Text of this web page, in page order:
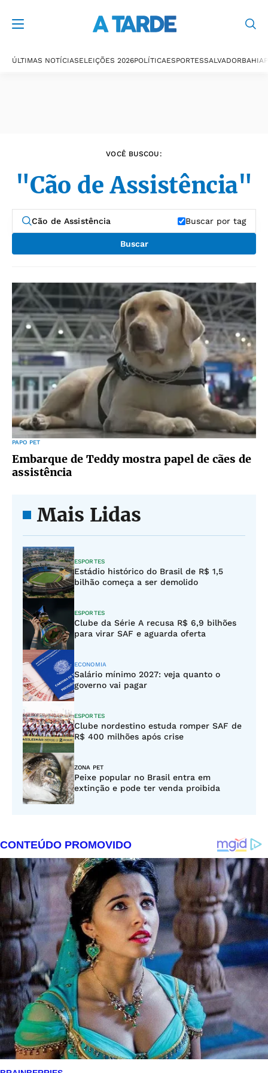
ÚLTIMAS NOTÍCIASELEIÇÕES 2026POLÍTICAESPORTESSALVADORBAHIA
VOCÊ BUSCOU:
"Cão de Assistência"
Buscar por tag
Buscar
PAPO PET
Embarque de Teddy mostra papel de cães de
assistência
Mais Lidas
ESPORTES
Estádio histórico do Brasil de R$ 1,5
bilhão começa a ser demolido
ESPORTES
Clube da Série A recusa R$ 6,9 bilhões
para virar SAF e aguarda oferta
ECONOMIA
Salário mínimo 2027: veja quanto o
governo vai pagar
ESPORTES
Clube nordestino estuda romper SAF de
R$ 400 milhões após crise
ZONA PET
Peixe popular no Brasil entra em
extinção e pode ter venda proibida